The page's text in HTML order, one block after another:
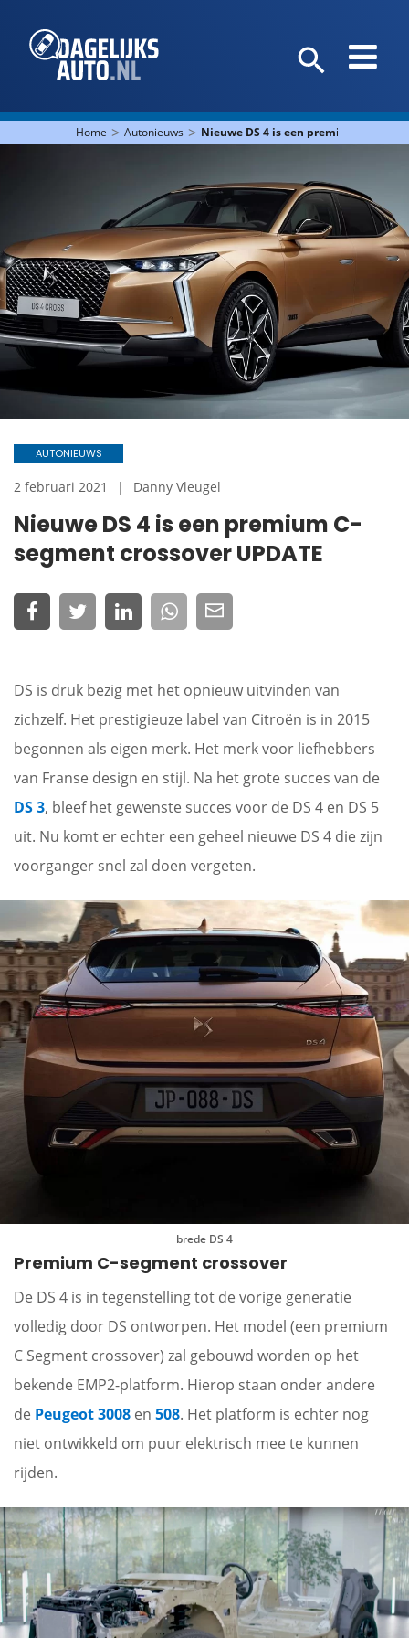
Home > Autonieuws > Nieuwe DS 4 is een premium C-
Nieuwe DS 4 is een premium C-
segment crossover UPDATE
AUTONIEUWS
2 februari 2021 Danny Vleugel
DS is druk bezig met het opnieuw uitvinden van
zichzelf. Het prestigieuze label van Citroën is in 2015
begonnen als eigen merk. Het merk voor liefhebbers
van Franse design en stijl. Na het grote succes van de
DS 3, bleef het gewenste succes voor de DS 4 en DS 5
uit. Nu komt er echter een geheel nieuwe DS 4 die zijn
voorganger snel zal doen vergeten.
brede DS 4
Premium C-segment crossover
De DS 4 is in tegenstelling tot de vorige generatie
volledig door DS ontworpen. Het model (een premium
C Segment crossover) zal gebouwd worden op het
bekende EMP2-platform. Hierop staan onder andere
de Peugeot 3008 en 508. Het platform is echter nog
niet ontwikkeld om puur elektrisch mee te kunnen
rijden.